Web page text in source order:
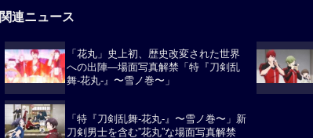
関連ニュース
「花丸」史上初、歴史改変された世界
への出陣―場面写真解禁「特『刀剣乱
舞-花丸-』〜雪ノ巻〜」
「特『刀剣乱舞-花丸-』〜雪ノ巻〜」新
刀剣男士を含む”花丸”な場面写真解禁